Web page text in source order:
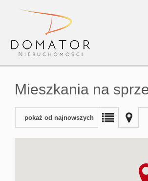
Mieszkania na
pokaż od najnowszych